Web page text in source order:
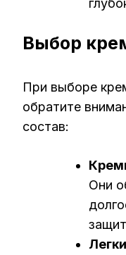
Выбор
При выборе
обратите
состав:
Они